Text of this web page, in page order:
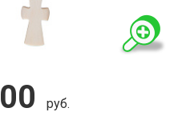
руб.